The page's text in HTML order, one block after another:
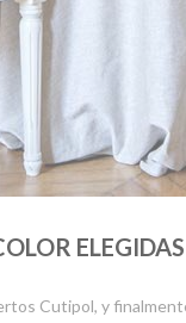
Cutipol, y